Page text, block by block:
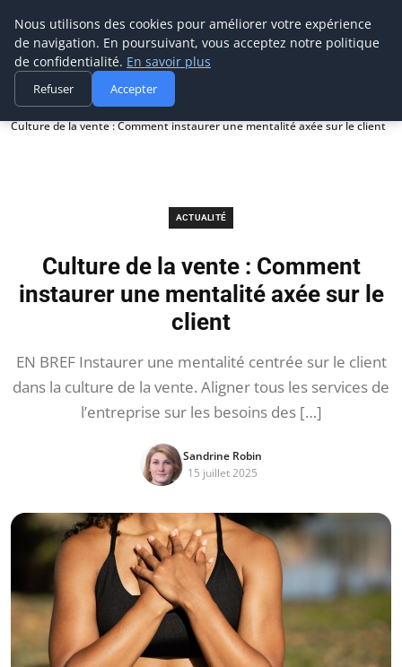
Prospection Pro
Accueil
Actualité
Culture de la vente : Comment instaurer une mentalité axée sur le client
ACTUALITÉ
Culture de la vente : Comment
instaurer une mentalité axée sur le
client
EN BREF Instaurer une mentalité centrée sur le client
dans la culture de la vente. Aligner tous les services de
l’entreprise sur les besoins des […]
Sandrine Robin
15 juillet 2025
Nous utilisons des cookies pour améliorer votre expérience
de navigation. En poursuivant, vous acceptez notre politique
de confidentialité. En savoir plus
Refuser Accepter